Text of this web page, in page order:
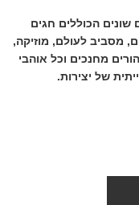
שונים הכוללים חגים
מסביב לעולם, מוזיקה,
מחנכים וכל אוהבי
של יצירות.